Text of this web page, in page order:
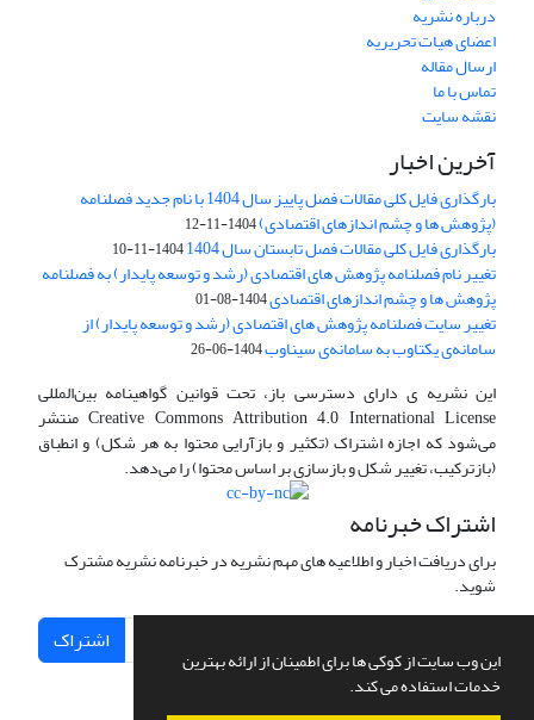
این وب سایت از کوکی ها برای اطمینان از ارائه بهترین
خدمات استفاده می کند.
درباره نشریه
اعضای هیات تحریریه
ارسال مقاله
تماس با ما
نقشه سایت
آخرین اخبار
بارگذاری فایل کلی مقالات فصل پاییز سال 1404 با نام جدید فصلنامه
(پژوهش ها و چشم اندازهای اقتصادی)1404-11-12
بارگذاری فایل کلی مقالات فصل تابستان سال 1404 1404-11-10
تغییر نام فصلنامه پژوهش های اقتصادی (رشد و توسعه پایدار) به فصلنامه
پژوهش ها و چشم اندازهای اقتصادی1404-08-01
تغییر سایت فصلنامه پژوهش های اقتصادی (رشد و توسعه پایدار) از
سامانه‌ی یکتاوب به سامانه‌ی سیناوب1404-06-26
این نشریه ی دارای دسترسی باز، تحت قوانین گواهینامه بین‌المللی
Creative Commons Attribution 4.0 International License منتشر
می‌شود که اجازه اشتراک (تکثیر و بازآرایی محتوا به هر شکل) و انطباق
(بازترکیب، تغییر شکل و بازسازی بر اساس محتوا) را می‌دهد.
اشتراک خبرنامه
برای دریافت اخبار و اطلاعیه های مهم نشریه در خبرنامه نشریه مشترک
شوید.
اشتراک